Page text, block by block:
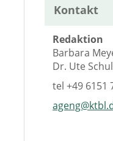
Kontakt
Redaktion
Barbara
Dr. Ute
tel+49 6151